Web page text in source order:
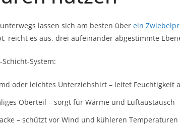
lassen sich am besten über ein
reicht es aus, drei aufeinander abgestimmte
System:
oder leichtes Unterziehshirt – leitet Feuchtigkeit
Oberteil – sorgt für Wärme und Luftaustausch
– schützt vor Wind und kühleren Temperaturen